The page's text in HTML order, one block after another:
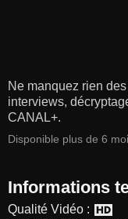
Ne manquez rien
interviews,
CANAL+.
Disponible plus de 6
Informations
Qualité Vidéo :